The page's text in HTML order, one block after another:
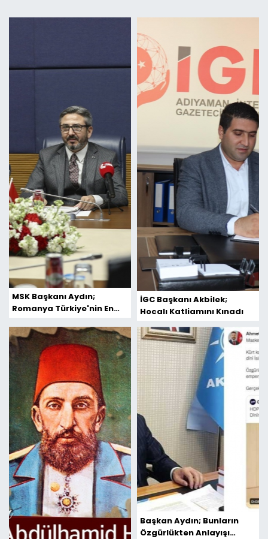
MSK Başkanı Aydın;
Romanya Türkiye'nin En
Ortağıdır
İGC Başkanı Akbilek;
Hocalı Katliamını Kınadı
Başkan Aydın; Bunların
Özgürlükten Anlayışı